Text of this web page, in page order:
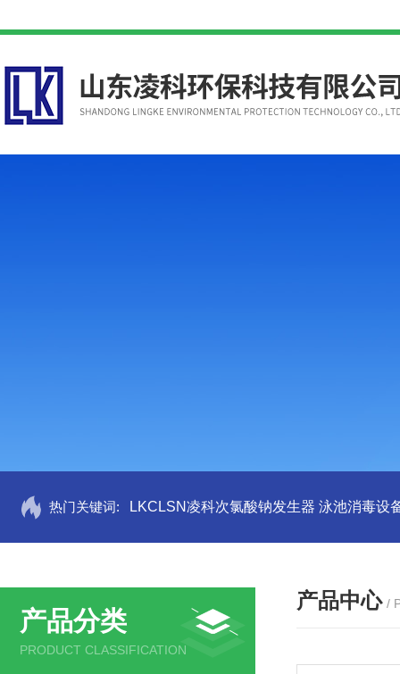
热门关键词: LKCLSN凌科次氯酸钠发生器 泳池消毒设
产品分类
PRODUCT CLASSIFICATION
产品中心 /